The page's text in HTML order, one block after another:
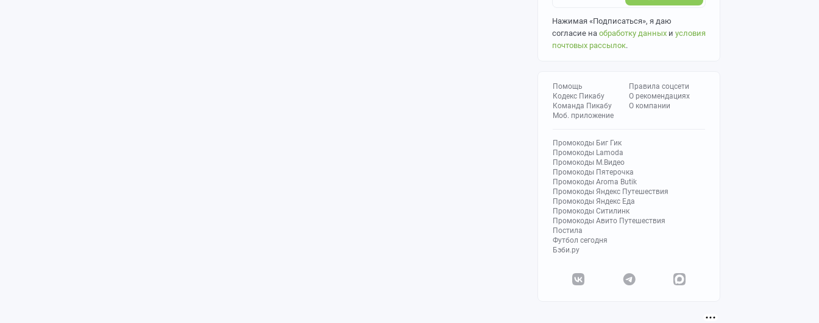
Нажимая «Подписаться», я даю
согласие на обработку данных и условия
почтовых рассылок.
Помощь
Кодекс Пикабу
Команда Пикабу
Моб. приложение
Правила соцсети
О рекомендациях
О компании
Промокоды Биг Гик
Промокоды Lamoda
Промокоды М.Видео
Промокоды Пятерочка
Промокоды Aroma Butik
Промокоды Яндекс Путешествия
Промокоды Яндекс Еда
Промокоды Ситилинк
Промокоды Авито Путешествия
Постила
Футбол сегодня
Бэби.ру